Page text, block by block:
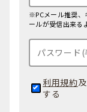
※PCメール推奨、
ールが受信出来る
利用規約
する